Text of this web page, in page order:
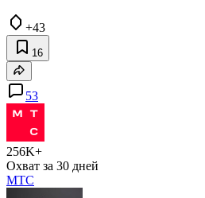
+43
16
53
256K+
Охват за 30 дней
МТС